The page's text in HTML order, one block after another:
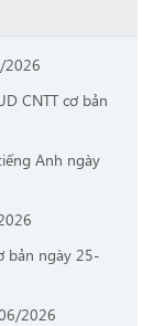
2026
CNTT cơ bản
Anh ngày
bản ngày 25-
2026